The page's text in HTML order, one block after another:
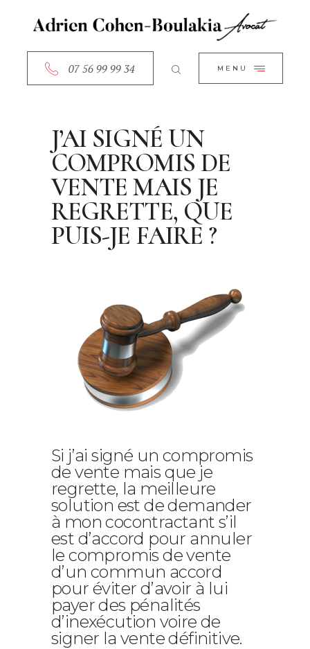
07 56 99 99 34 MENU
CLOSE
ACCUEIL
SERVICES
CONTACT
J’AI SIGNÉ UN
COMPROMIS DE
VENTE MAIS JE
REGRETTE, QUE
PUIS-JE FAIRE ?
Si j’ai signé un compromis
de vente mais que je
regrette, la meilleure
solution est de demander
à mon cocontractant s’il
est d’accord pour annuler
le compromis de vente
d’un commun accord
pour éviter d’avoir à lui
payer des pénalités
d’inexécution voire de
signer la vente définitive.